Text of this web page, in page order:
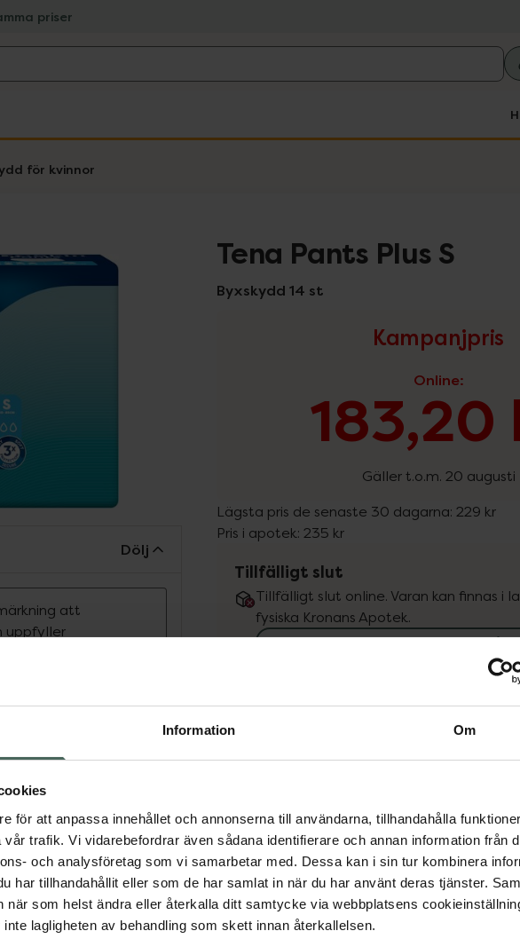
Information Om
för att anpassa innehållet och annonserna till användarna, tillhandahålla
trafik. Vi vidarebefordrar även sådana identifierare och annan information från
och analysföretag som vi samarbetar med. Dessa kan i sin tur kombinera
har tillhandahållit eller som de har samlat in när du har använt deras tjänster.
när som helst ändra eller återkalla ditt samtycke via webbplatsens
lagligheten av behandling som skett innan återkallelsen.
priser
för kvinnor
Tena Pants Plus S
Byxskydd 14 st
Kampanjpris
Online:
183,20
Gäller t.o.m. 20 augusti
Lägsta pris de senaste 30 dagarna: 229 kr
Pris i apotek: 235 kr
Tillfälligt slut
Tillfälligt slut online. Varan kan finnas i
fysiska Kronans Apotek.
Se lagerstatus på
Få mejl när varan finns i lager
Din e-postadress
Spara
Fler produkter från TENA
Aktuella erbjudanden
Dölj
att
uppfyller
byxskydd för
för medelstora till
och effektivt
absorptionskanaler.
för att ge
och trygg. Odour
lukt. TENA Pants